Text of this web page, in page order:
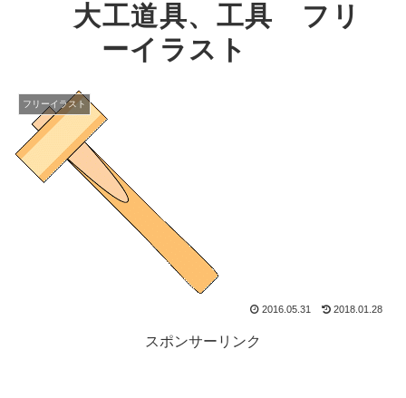
大工道具、工具 フリ
ーイラスト
フリーイラスト
2016.05.31 2018.01.28
スポンサーリンク